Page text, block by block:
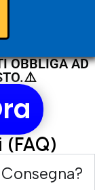
OBBLIGA AD